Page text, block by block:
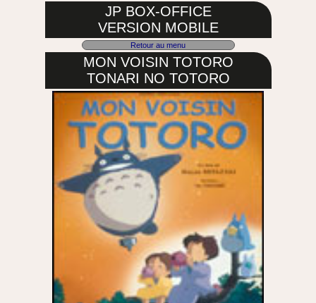
JP BOX-OFFICE
VERSION MOBILE
Retour au menu
MON VOISIN TOTORO
TONARI NO TOTORO